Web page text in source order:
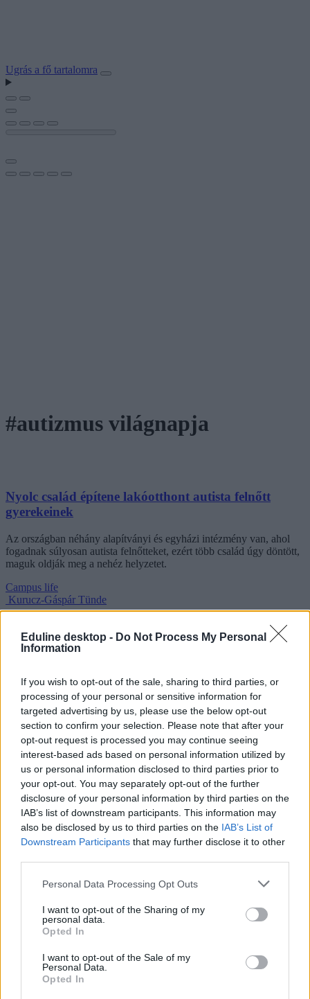
Eduline desktop - Do Not Process My Personal
Information
If you wish to opt-out of the sale, sharing to third parties, or
processing of your personal or sensitive information for
targeted advertising by us, please use the below opt-out
section to confirm your selection. Please note that after your
opt-out request is processed you may continue seeing
interest-based ads based on personal information utilized by
us or personal information disclosed to third parties prior to
your opt-out. You may separately opt-out of the further
disclosure of your personal information by third parties on the
IAB’s list of downstream participants. This information may
also be disclosed by us to third parties on the IAB’s List of
Downstream Participants that may further disclose it to other
Personal Data Processing Opt Outs
I want to opt-out of the Sharing of my
personal data.
Opted In
I want to opt-out of the Sale of my
Personal Data.
Opted In
Ugrás a fő tartalomra
#autizmus világnapja
Nyolc család építene lakóotthont autista felnőtt
gyerekeinek
Az országban néhány alapítványi és egyházi intézmény van, ahol
fogadnak súlyosan autista felnőtteket, ezért több család úgy döntött,
maguk oldják meg a nehéz helyzetet.
Campus life
Kurucz-Gáspár Tünde
lenni, a legtöbb autista mégsem tud munkát vállalni
Április 2-án volt az autizmus világnapja. Ennek apropóján a Mars
Autistákért Alapítvány egy különleges rajzkiállítással hívta fel a
figyelmet arra, hogy az autizmussal élő gyerekeknek és fiataloknak
is ugyanúgy vannak álmaik, mint bárki másnak – a rajzokon
keresztül pedig megmutatták, mik szeretnének lenni, ha felnőnek.
Campus life
Gál Luca